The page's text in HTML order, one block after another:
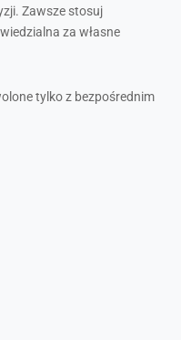
Zawsze stosuj
za własne
tylko z bezpośrednim